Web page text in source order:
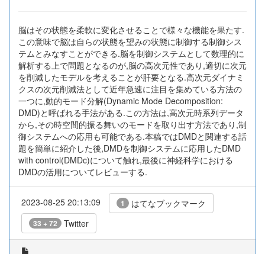
脳はその状態を柔軟に変化させることで様々な機能を果たす.
この意味で脳は自らの状態を望みの状態に制御する制御シス
テムとみなすことができる.脳を制御システムとして数理的に
解析する上で問題となるのが,脳の高次元性であり,適切に次元
を削減したモデルを考えることが肝要となる.高次元ダイナミ
クスの次元削減法として近年急速に注目を集めている方法の
一つに,動的モード分解(Dynamic Mode Decomposition:
DMD)と呼ばれる手法がある.この方法は,高次元時系列データ
から,その時空間的振る舞いのモードを取り出す方法であり,制
御システムへの応用も可能である.本稿ではDMDと関連する話
題を簡単に紹介した後,DMDを制御システムに応用したDMD
with control(DMDc)について触れ,最後に神経科学における
DMDの活用についてレビューする.
2023-08-25 20:13:09 1 はてなブックマーク
33 + 72 Twitter